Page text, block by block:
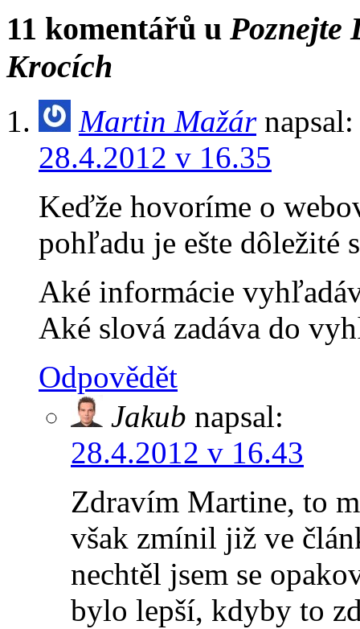
11 komentářů u Poznejte
Krocích
Martin Mažár napsal:
28.4.2012 v 16.35
Keďže hovoríme o
pohľadu je ešte dôležité
Aké informácie
Aké slová zadáva do
Odpovědět
Jakub napsal:
28.4.2012 v 16.43
Zdravím Martine, to
však zmínil již ve
nechtěl jsem se
bylo lepší, kdyby to